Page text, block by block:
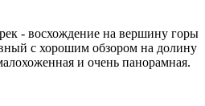
- восхождение на вершину горы
с хорошим обзором на долину
и очень панорамная.